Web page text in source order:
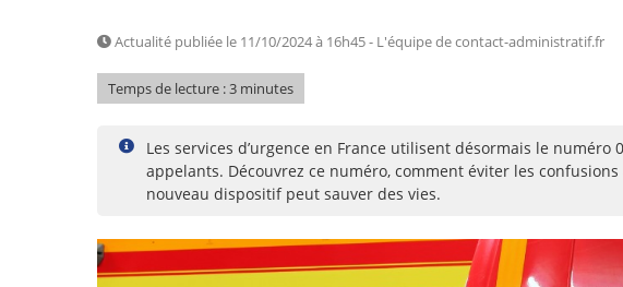
Actualité publiée le 11/10/2024 à 16h45 - L'équipe de contact-administratif.fr
Temps de lecture : 3 minutes
Les services d’urgence en France utilisent désormais le numéro
appelants. Découvrez ce numéro, comment éviter les
nouveau dispositif peut sauver des vies.